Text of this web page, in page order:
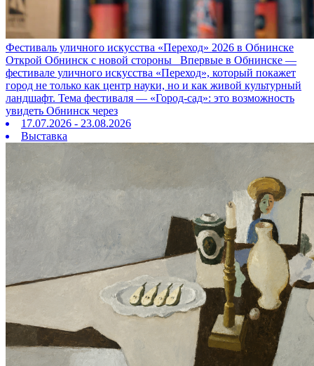
Фестиваль уличного искусства «Переход» 2026 в Обнинске
Открой Обнинск с новой стороны Впервые в Обнинске —
фестивале уличного искусства «Переход», который покажет
город не только как центр науки, но и как живой культурный
ландшафт. Тема фестиваля — «Город‑сад»: это возможность
увидеть Обнинск через
17.07.2026 - 23.08.2026
Выставка